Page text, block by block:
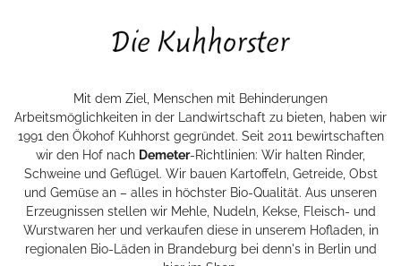
Mit dem Ziel, Menschen mit Behinderungen
Arbeitsmöglichkeiten in der Landwirtschaft zu bieten, haben wir
1991 den Ökohof Kuhhorst gegründet. Seit 2011 bewirtschaften
wir den Hof nach Demeter-Richtlinien: Wir halten Rinder,
Schweine und Geflügel. Wir bauen Kartoffeln, Getreide, Obst
und Gemüse an – alles in höchster Bio-Qualität. Aus unseren
Erzeugnissen stellen wir Mehle, Nudeln, Kekse, Fleisch- und
Wurstwaren her und verkaufen diese in unserem Hofladen, in
regionalen Bio-Läden in Brandeburg bei denn's in Berlin und